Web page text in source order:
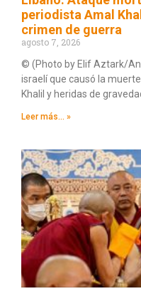
periodista Amal
crimen de guerra
agosto 7, 2026
© (Photo by Elif Aztark/
israelí que causó la
Khalil y heridas de
Leer más... »